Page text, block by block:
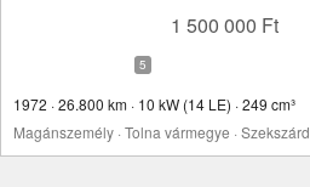
1 500 000 Ft
1972 · 26.800 km · 10 kW (14 LE) · 249 cm³
Magánszemély · Tolna vármegye · Szekszárd